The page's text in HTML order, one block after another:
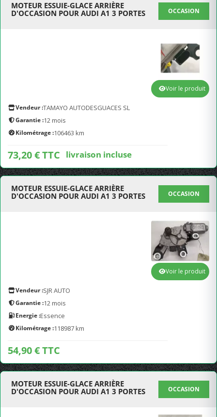
MOTEUR ESSUIE-GLACE ARRIÈRE
D'OCCASION POUR AUDI A1 3 PORTES
OCCASION
Vendeur :TAMAYO AUTODESGUACES SL
Garantie :12 mois
Kilométrage :106463 km
73,20 € TTC livraison incluse
Voir le produit
MOTEUR ESSUIE-GLACE ARRIÈRE
D'OCCASION POUR AUDI A1 3 PORTES
OCCASION
Vendeur :SJR AUTO
Garantie :12 mois
Energie :Essence
Kilométrage :118987 km
54,90 € TTC
Voir le produit
MOTEUR ESSUIE-GLACE ARRIÈRE
D'OCCASION POUR AUDI A1 3 PORTES
OCCASION